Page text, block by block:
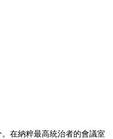
。在納粹最高統治者的會議室